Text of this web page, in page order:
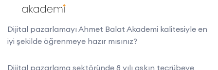
Dijital pazarlamayı Ahmet Balat Akademi kalitesiyle en
iyi şekilde öğrenmeye hazır mısınız?
Dijital pazarlama sektöründe 8 yılı aşkın tecrübeye